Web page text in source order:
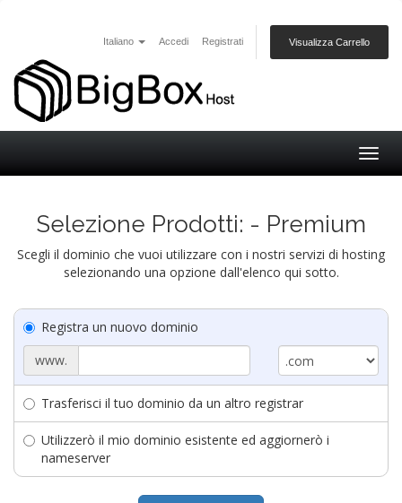
Italiano Accedi Registrati Visualizza Carrello
Selezione Prodotti: - Premium
Scegli il dominio che vuoi utilizzare con i nostri servizi di hosting
selezionando una opzione dall'elenco qui sotto.
Registra un nuovo dominio
www.
Trasferisci il tuo dominio da un altro registrar
Utilizzerò il mio dominio esistente ed aggiornerò i
nameserver